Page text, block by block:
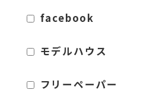
facebook
モデルハウス
フリーペーパー